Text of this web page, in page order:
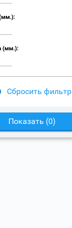
(мм.):
Сбросить фильтр
Показать (0)